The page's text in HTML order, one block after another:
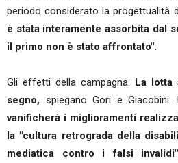
periodo considerato la progettualità
è stata interamente assorbita dal
il primo non è stato affrontato".
Gli effetti della campagna. La lotta
segno, spiegano Gori e
vanificherà i miglioramenti
la "cultura retrograda della
mediatica contro i falsi